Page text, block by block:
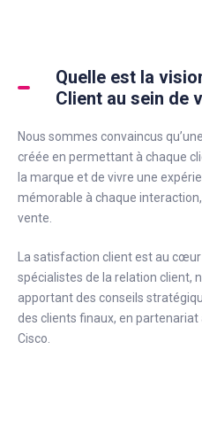
Quelle est la
Client au sein de
Nous sommes convaincus
créée en permettant à chaque
la marque et de vivre une
mémorable à chaque
vente.
La satisfaction client est au
spécialistes de la relation client,
apportant des conseils
des clients finaux, en partenariat
Cisco.